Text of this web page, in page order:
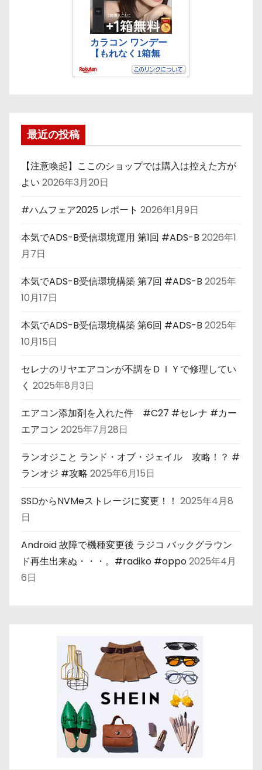
最近の投稿
【注意喚起】ここのショップでは購入は控えた方が
よい 2026年3月20日
#ハムフェア2025 レポート 2026年1月9日
本気でADS-B受信環境運用 第1回 #ADS-B 2026年1
月7日
本気でADS-B受信環境構築 第7回 #ADS-B 2025年
10月17日
本気でADS-B受信環境構築 第6回 #ADS-B 2025年
10月15日
セレナのリヤエアコンが不調をＤＩＹで修理してい
く 2025年8月3日
エアコン添加剤を入れた件 #C27 #セレナ #カー
エアコン 2025年7月28日
ランオジこと ランド・オブ・ジェイル 攻略！？ #
ランオジ #攻略 2025年6月15日
SSDからNVMeストレージに変更！！ 2025年4月8
日
Android 故障で機種変更後 ラジコ バックグラウン
ド再生出来ぬ・・・。#radiko #oppo2025年4月
6日